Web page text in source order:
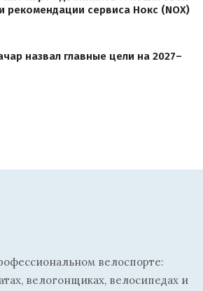
рекомендации сервиса Нокс (NOX)
назвал главные цели на 2027–
велоспорте:
велогонщиках, велосипедах и